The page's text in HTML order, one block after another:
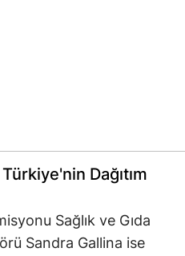
Dağıtım
Sağlık ve Gıda
Sandra Gallina ise